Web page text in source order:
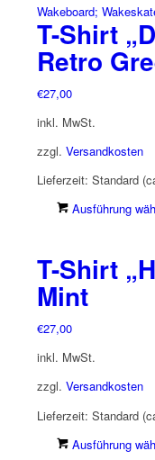
T-Shirt
Retro
€27,00
inkl. MwSt.
zzgl. Versandkosten
Lieferzeit: Standard
Ausführung
T-Shirt
Mint
€27,00
inkl. MwSt.
zzgl. Versandkosten
Lieferzeit: Standard
Ausführung